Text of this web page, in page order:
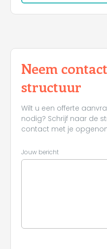
Neem
structuur
Wilt u een offerte
nodig? Schrijf naar de
contact met je
Jouw bericht